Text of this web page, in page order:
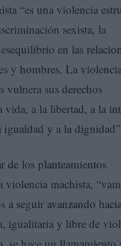
“es una violencia
sexista, la
en las
y hombres. La
vulnera sus derechos
vida, a la libertad, a la
y a la
de los planteamientos
violencia machista,
a seguir avanzando
igualitaria y libre de